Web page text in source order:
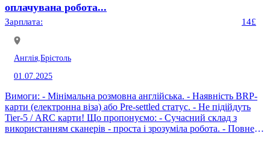
оплачувана робота...
Зарплата: 14£
Англія, Брістоль
01.07.2025
Вимоги: - Мінімальна розмовна англійська. - Наявність BRP-
карти (електронна віза) або Pre-settled статус. - Не підійдуть
Tier-5 / ARC карти! Що пропонуємо: - Сучасний склад з
використанням сканерів - проста і зрозуміла робота. - Повне